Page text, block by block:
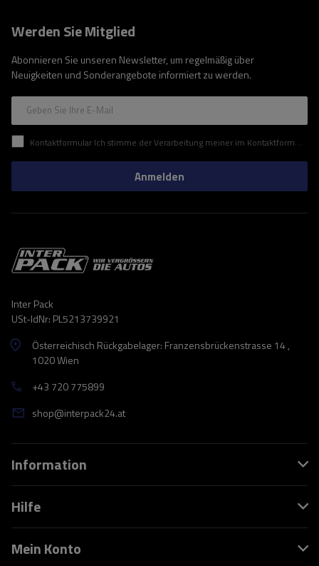
Werden Sie Mitglied
Abonnieren Sie unseren Newsletter, um regelmäßig über
Neuigkeiten und Sonderangebote informiert zu werden.
Geben Sie Ihre E-Mail
Kontaktformular Ich stimme der Verarbeitung meiner im Kontaktformular enthaltenen personenbezogenen Daten gemäß der Verordnung (EU) des Europäischen Parlaments und des Rates zu.
Anmelden
Inter Pack
USt-IdNr: PL5213739921
Österreichisch Rückgabelager: Franzensbrückenstrasse 14 ,
1020 Wien
+43 720 775899
shop@interpack24.at
Information
Hilfe
Mein Konto